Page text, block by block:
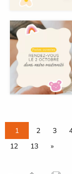
1 2 3
12
13 »